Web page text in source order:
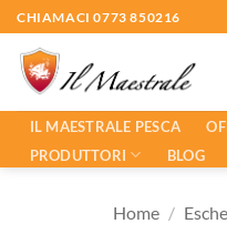
Salta
ai
contenuti
CHIAMACI 0773 850216
IL MAESTRALE PESCA
PRODUTTORI
BLOG
Home /